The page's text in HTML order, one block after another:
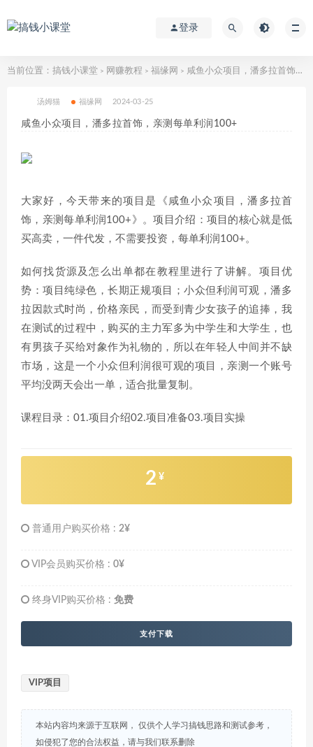
登录
当前位置： 搞钱小课堂 > 网赚教程 > 福缘网 > 咸鱼小众项目，潘多拉首饰，亲测每单利润100+
汤姆猫 福缘网 2024-03-25
咸鱼小众项目，潘多拉首饰，亲测每单利润100+
大家好，今天带来的项目是《咸鱼小众项目，潘多拉首
饰，亲测每单利润100+》。项目介绍：项目的核心就是低
买高卖，一件代发，不需要投资，每单利润100+。
如何找货源及怎么出单都在教程里进行了讲解。项目优
势：项目纯绿色，长期正规项目；小众但利润可观，潘多
拉因款式时尚，价格亲民，而受到青少女孩子的追捧，我
在测试的过程中，购买的主力军多为中学生和大学生，也
有男孩子买给对象作为礼物的，所以在年轻人中间并不缺
市场，这是一个小众但利润很可观的项目，亲测一个账号
平均没两天会出一单，适合批量复制。
课程目录：01.项目介绍02.项目准备03.项目实操
2 ¥
普通用户购买价格 : 2¥
VIP会员购买价格 : 0¥
终身VIP购买价格 : 免费
支付下载
VIP项目
本站内容均来源于互联网， 仅供个人学习搞钱思路和测试参考，
如侵犯了您的合法权益，请与我们联系删除